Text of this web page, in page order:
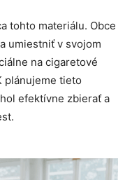
tohto materiálu. Obce
umiestniť v svojom
na cigaretové
plánujeme tieto
efektívne zbierať a